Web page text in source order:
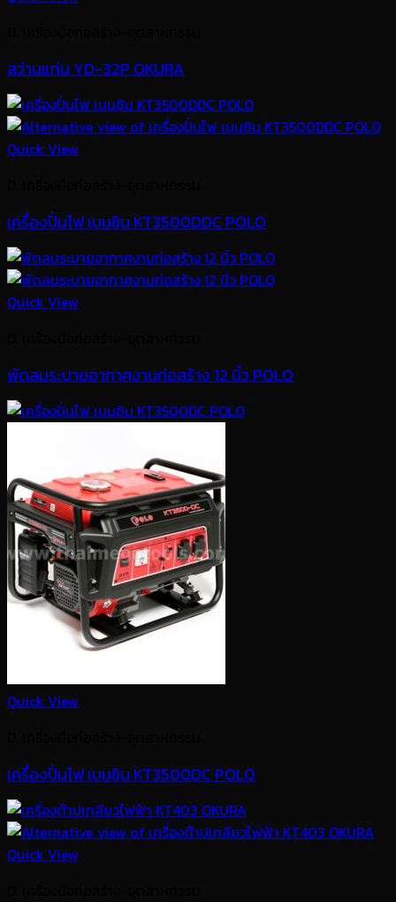
สว่านแท่น YD-32P OKURA
Quick View
เครื่องปั่นไฟ เบนซิน KT3500DDC POLO
Quick View
พัดลมระบายอากาศงานก่อสร้าง 12 นิ้ว POLO
Quick View
เครื่องปั่นไฟ เบนซิน KT3500DC POLO
Quick View